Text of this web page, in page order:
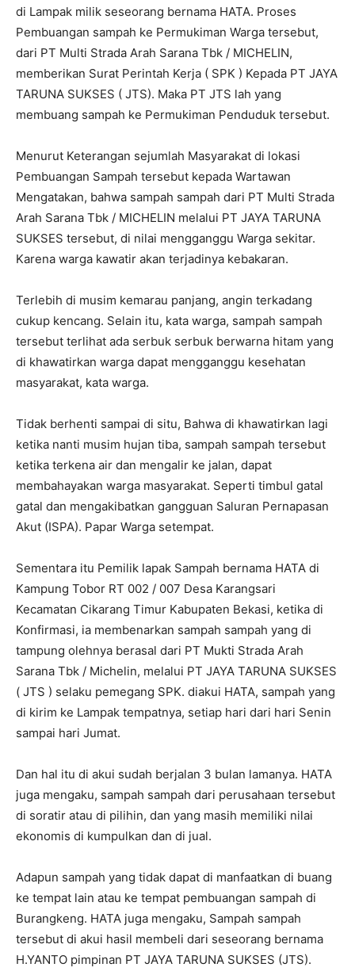
di Lampak milik seseorang bernama HATA. Proses
Pembuangan sampah ke Permukiman Warga tersebut,
dari PT Multi Strada Arah Sarana Tbk / MICHELIN,
memberikan Surat Perintah Kerja ( SPK ) Kepada PT JAYA
TARUNA SUKSES ( JTS). Maka PT JTS lah yang
membuang sampah ke Permukiman Penduduk tersebut.
Menurut Keterangan sejumlah Masyarakat di lokasi
Pembuangan Sampah tersebut kepada Wartawan
Mengatakan, bahwa sampah sampah dari PT Multi Strada
Arah Sarana Tbk / MICHELIN melalui PT JAYA TARUNA
SUKSES tersebut, di nilai mengganggu Warga sekitar.
Karena warga kawatir akan terjadinya kebakaran.
Terlebih di musim kemarau panjang, angin terkadang
cukup kencang. Selain itu, kata warga, sampah sampah
tersebut terlihat ada serbuk serbuk berwarna hitam yang
di khawatirkan warga dapat mengganggu kesehatan
masyarakat, kata warga.
Tidak berhenti sampai di situ, Bahwa di khawatirkan lagi
ketika nanti musim hujan tiba, sampah sampah tersebut
ketika terkena air dan mengalir ke jalan, dapat
membahayakan warga masyarakat. Seperti timbul gatal
gatal dan mengakibatkan gangguan Saluran Pernapasan
Akut (ISPA). Papar Warga setempat.
Sementara itu Pemilik lapak Sampah bernama HATA di
Kampung Tobor RT 002 / 007 Desa Karangsari
Kecamatan Cikarang Timur Kabupaten Bekasi, ketika di
Konfirmasi, ia membenarkan sampah sampah yang di
tampung olehnya berasal dari PT Mukti Strada Arah
Sarana Tbk / Michelin, melalui PT JAYA TARUNA SUKSES
( JTS ) selaku pemegang SPK. diakui HATA, sampah yang
di kirim ke Lampak tempatnya, setiap hari dari hari Senin
sampai hari Jumat.
Dan hal itu di akui sudah berjalan 3 bulan lamanya. HATA
juga mengaku, sampah sampah dari perusahaan tersebut
di soratir atau di pilihin, dan yang masih memiliki nilai
ekonomis di kumpulkan dan di jual.
Adapun sampah yang tidak dapat di manfaatkan di buang
ke tempat lain atau ke tempat pembuangan sampah di
Burangkeng. HATA juga mengaku, Sampah sampah
tersebut di akui hasil membeli dari seseorang bernama
H.YANTO pimpinan PT JAYA TARUNA SUKSES (JTS).